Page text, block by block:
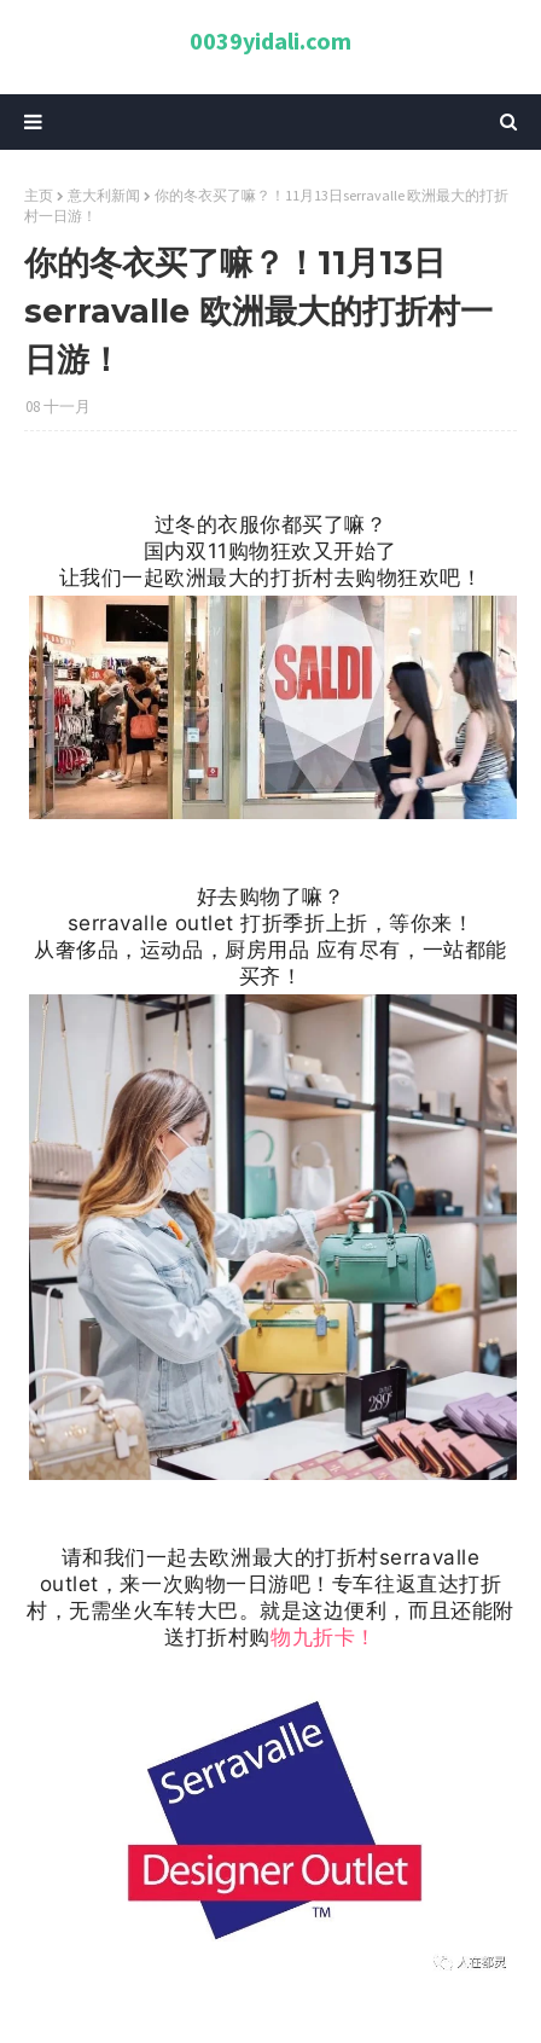
0039yidali.com
主页 意大利新闻
你的冬衣买了嘛？！11月13日serravalle 欧洲最大的打折
村一日游！
你的冬衣买了嘛？！11月13日
serravalle 欧洲最大的打折村一
日游！
08 十一月
过冬的衣服你都买了嘛？
国内双11购物狂欢又开始了
让我们一起欧洲最大的打折村去购物狂欢吧！
好去购物了嘛？
serravalle outlet 打折季折上折，等你来！
从奢侈品，运动品，厨房用品 应有尽有，一站都能
买齐！
请和我们一起去欧洲最大的打折村serravalle
outlet，来一次购物一日游吧！专车往返直达打折
村，无需坐火车转大巴。就是这边便利，而且还能附
送打折村购物九折卡！